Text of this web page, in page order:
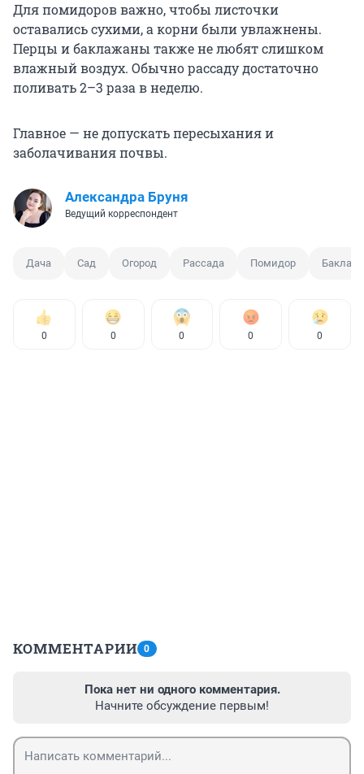
Для помидоров важно, чтобы листочки
оставались сухими, а корни были увлажнены.
Перцы и баклажаны также не любят слишком
влажный воздух. Обычно рассаду достаточно
поливать 2–3 раза в неделю.
Главное — не допускать пересыхания и
заболачивания почвы.
Александра Бруня
Ведущий корреспондент
Дача Сад Огород Рассада Помидор
0 0 0 0 0
КОММЕНТАРИИ 0
Пока нет ни одного комментария.
Начните обсуждение первым!